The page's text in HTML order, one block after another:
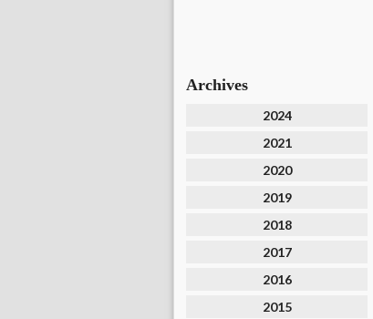
Archives
2024
2021
2020
2019
2018
2017
2016
2015